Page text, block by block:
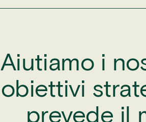
Aiutiamo i
obiettivi
prevede il